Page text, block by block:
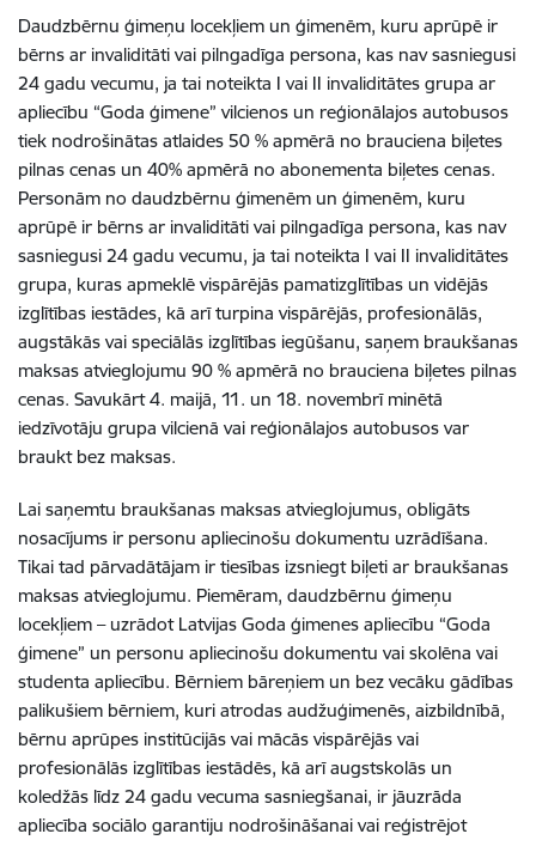
Daudzbērnu ģimeņu locekļiem un ģimenēm, kuru aprūpē ir
bērns ar invaliditāti vai pilngadīga persona, kas nav sasniegusi
24 gadu vecumu, ja tai noteikta I vai II invaliditātes grupa ar
apliecību “Goda ģimene” vilcienos un reģionālajos autobusos
tiek nodrošinātas atlaides 50 % apmērā no brauciena biļetes
pilnas cenas un 40% apmērā no abonementa biļetes cenas.
Personām no daudzbērnu ģimenēm un ģimenēm, kuru
aprūpē ir bērns ar invaliditāti vai pilngadīga persona, kas nav
sasniegusi 24 gadu vecumu, ja tai noteikta I vai II invaliditātes
grupa, kuras apmeklē vispārējās pamatizglītības un vidējās
izglītības iestādes, kā arī turpina vispārējās, profesionālās,
augstākās vai speciālās izglītības iegūšanu, saņem braukšanas
maksas atvieglojumu 90 % apmērā no brauciena biļetes pilnas
cenas. Savukārt 4. maijā, 11. un 18. novembrī minētā
iedzīvotāju grupa vilcienā vai reģionālajos autobusos var
braukt bez maksas.
Lai saņemtu braukšanas maksas atvieglojumus, obligāts
nosacījums ir personu apliecinošu dokumentu uzrādīšana.
Tikai tad pārvadātājam ir tiesības izsniegt biļeti ar braukšanas
maksas atvieglojumu. Piemēram, daudzbērnu ģimeņu
locekļiem – uzrādot Latvijas Goda ģimenes apliecību “Goda
ģimene” un personu apliecinošu dokumentu vai skolēna vai
studenta apliecību. Bērniem bāreņiem un bez vecāku gādības
palikušiem bērniem, kuri atrodas audžuģimenēs, aizbildnībā,
bērnu aprūpes institūcijās vai mācās vispārējās vai
profesionālās izglītības iestādēs, kā arī augstskolās un
koledžās līdz 24 gadu vecuma sasniegšanai, ir jāuzrāda
apliecība sociālo garantiju nodrošināšanai vai reģistrējot